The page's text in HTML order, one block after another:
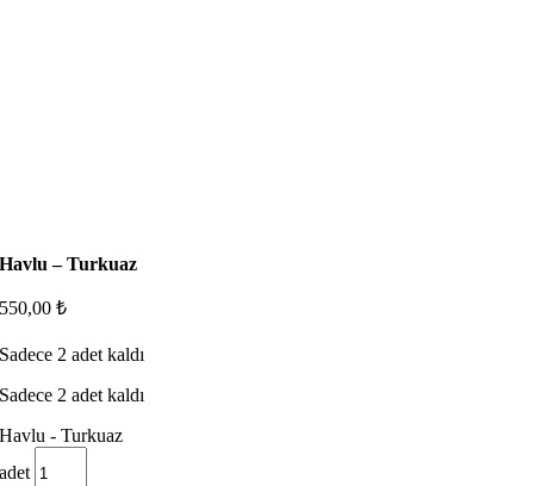
Havlu – Turkuaz
550,00₺
Sadece 2 adet kaldı
Sadece 2 adet kaldı
Havlu - Turkuaz
adet